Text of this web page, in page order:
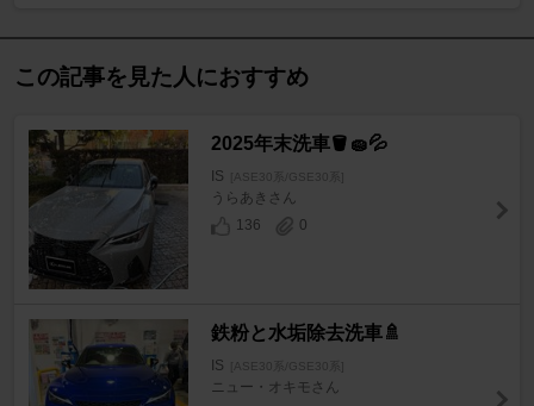
この記事を見た人におすすめ
2025年末洗車🪣🧽💦
IS [ASE30系/GSE30系]
うらあきさん
136
0
鉄粉と水垢除去洗車🚿
IS [ASE30系/GSE30系]
ニュー・オキモさん